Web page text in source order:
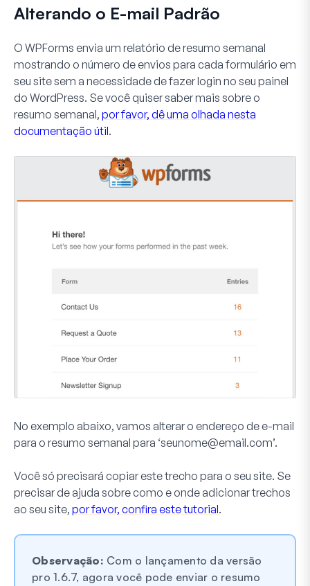
Alterando o E-mail Padrão
O WPForms envia um relatório de resumo semanal
mostrando o número de envios para cada formulário em
seu site sem a necessidade de fazer login no seu painel
do WordPress. Se você quiser saber mais sobre o
resumo semanal, por favor, dê uma olhada nesta
documentação útil.
No exemplo abaixo, vamos alterar o endereço de e-mail
para o resumo semanal para ‘seunome@email.com’.
Você só precisará copiar este trecho para o seu site. Se
precisar de ajuda sobre como e onde adicionar trechos
ao seu site, por favor, confira este tutorial.
Observação: Com o lançamento da versão
pro 1.6.7, agora você pode enviar o resumo